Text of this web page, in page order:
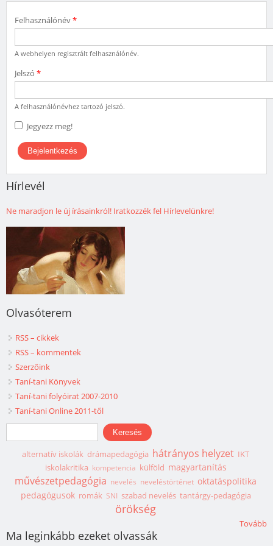
Felhasználónév*
A webhelyen regisztrált felhasználónév.
Jelszó *
A felhasználónévhez tartozó jelszó.
Jegyezz meg!
Hírlevél
Ne maradjon le új írásainkról! Iratkozzék fel Hírlevelünkre!
Olvasóterem
RSS – cikkek
RSS – kommentek
Szerzőink
Taní-tani Könyvek
Taní-tani folyóirat 2007-2010
Taní-tani Online 2011-től
Keresés űrlap
Keresés
alternatív iskolák drámapedagógia hátrányos helyzet IKT
iskolakritika kompetencia külföld magyartanítás
művészetpedagógia nevelés neveléstörténet oktatáspolitika
pedagógusok romák SNI szabad nevelés tantárgy-pedagógia
örökség
Tovább
Ma leginkább ezeket olvassák